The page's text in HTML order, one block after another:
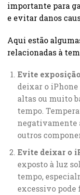
importante para
e evitar danos
Aqui estão
relacionadas à
Evite
deixar o
altas ou muito
tempo.
negativamente
outros
Evite deixar o
exposto à luz
tempo,
excessivo